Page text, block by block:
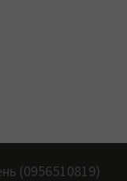
(0956510819)